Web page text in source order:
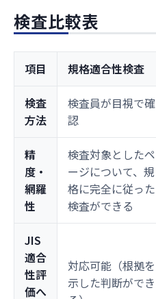
検査比較表
項目 規格適合性検査
検査
方法
検査員が目視で確
認
精
度・
網羅
性
検査対象としたペ
ージについて、規
格に完全に従った
検査ができる
JIS
適合
性評
価へ
対応可能（根拠を
示した判断ができ